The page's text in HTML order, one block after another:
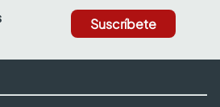
Suscríbete